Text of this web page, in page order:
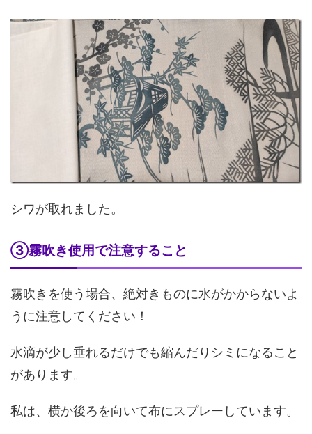
シワが取れました。
③霧吹き使用で注意すること
霧吹きを使う場合、絶対きものに水がかからないよ
うに注意してください！
水滴が少し垂れるだけでも縮んだりシミになること
があります。
私は、横か後ろを向いて布にスプレーしています。